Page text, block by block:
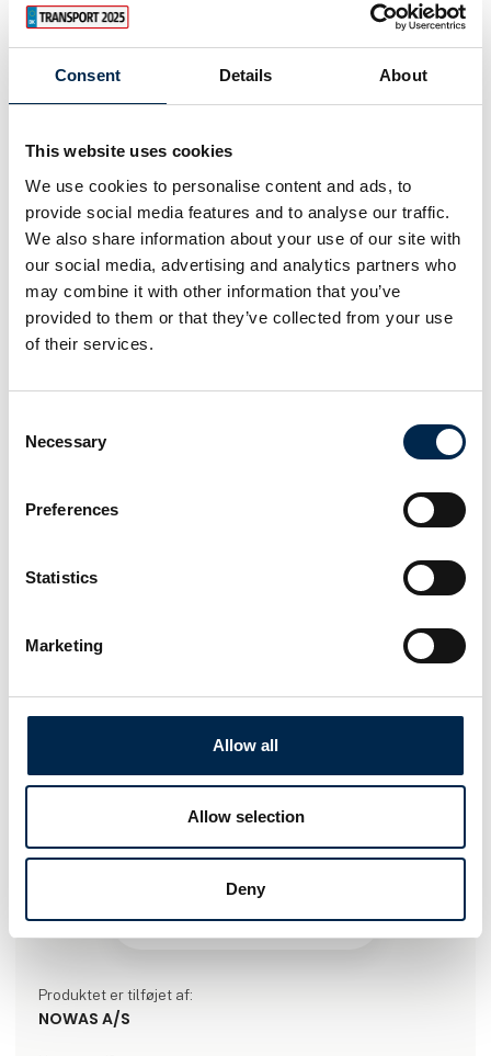
Consent Details About
This website uses cookies
We use cookies to personalise content and ads, to
provide social media features and to analyse our traffic.
We also share information about your use of our site with
our social media, advertising and analytics partners who
may combine it with other information that you’ve
provided to them or that they’ve collected from your use
of their services.
Selection
Necessary
Preferences
Statistics
Marketing
Allow all
Allow selection
Deny
Brændstoftank 18 ltr.
Elektronisk kontrolpanel
Pressostatkontrol
Flere produkter fra NOWAS A/S
Vandtanke
Tryksprøjte 30 liter
Produktet er tilføjet af:
NOWAS A/S